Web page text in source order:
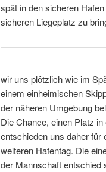
spät in den sicheren
sicheren Liegeplatz zu
wir uns plötzlich wie im
einem einheimischen
der näheren Umgebung
Die Chance, einen Platz
entschieden uns daher für
weiteren Hafentag. Die
der Mannschaft entschied